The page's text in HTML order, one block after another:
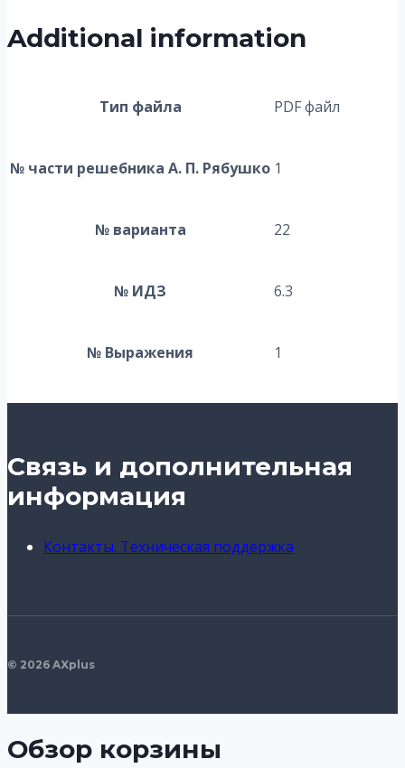
Additional information
Тип файла PDF файл
№ части решебника А. П. Рябушко 1
№ варианта 22
№ ИДЗ 6.3
№ Выражения 1
Связь и дополнительная
информация
Контакты. Техническая поддержка
© 2026 AXplus
Обзор корзины